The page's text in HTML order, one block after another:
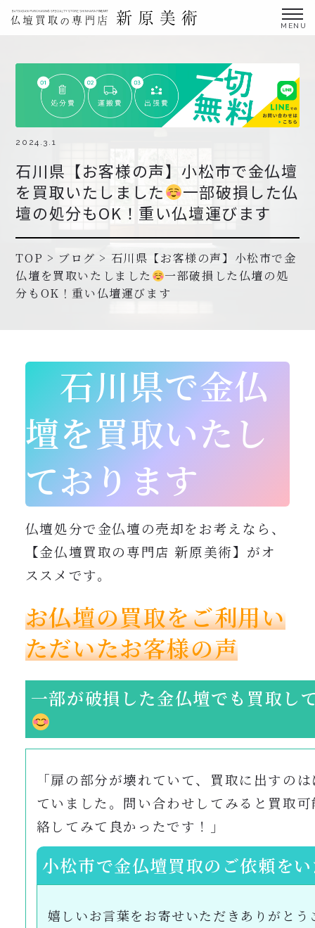
仏壇買取サービス
買取ステップ・お仏壇処分の流れ
ブログ
北陸三県外の方
よくあるご質問
協力店募集について
お申し込み・お問い合わせ
2024.3.1
石川県【お客様の声】小松市で金仏壇
を買取いたしました
一部破損した仏
壇の処分もOK！重い仏壇運びます
TOP > ブログ > 石川県【お客様の声】小松市で金
仏壇を買取いたしました
一部破損した仏壇の処
分もOK！重い仏壇運びます
石川県で金仏
壇を買取いたし
ております
仏壇処分で金仏壇の売却をお考えなら、
【金仏壇買取の専門店 新原美術】がオ
ススメです。
お仏壇の買取をご利用い
ただいたお客様の声
一部が破損した金仏壇でも買取し
「扉の部分が壊れていて、買取に出すの
ていました。問い合わせしてみると買取
絡してみて良かったです！」
小松市で金仏壇買取のご依頼を
嬉しいお言葉をお寄せいただきありがと